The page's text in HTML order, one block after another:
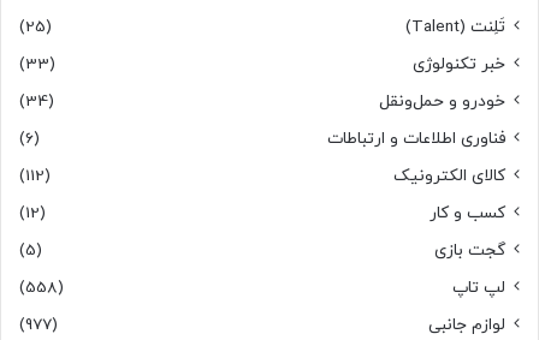
تَلِنت (Talent)
(25)
خبر تکنولوژی
(33)
خودرو و حمل‌و‌نقل
(34)
فناوری اطلاعات و ارتباطات
(6)
کالای الکترونیک
(112)
کسب و کار
(12)
گجت بازی
(5)
لپ تاپ
(558)
لوازم جانبی
(977)